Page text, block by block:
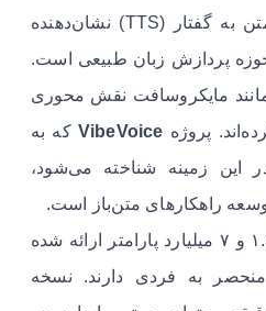
تکامل سیستم‌های تبدیل متن به گفتار (TTS) نشان‌دهنده
پردازش زبان طبیعی است.
مایکروسافت نقش محوری
پروژه VibeVoice که به
زمینه شناخته می‌شود،
راهکارهای متن‌باز است.
این پروژه در دو نسخه با ۱.۵ و ۷ میلیارد پارامتر ارائه شده
به فردی دارند. نسخه